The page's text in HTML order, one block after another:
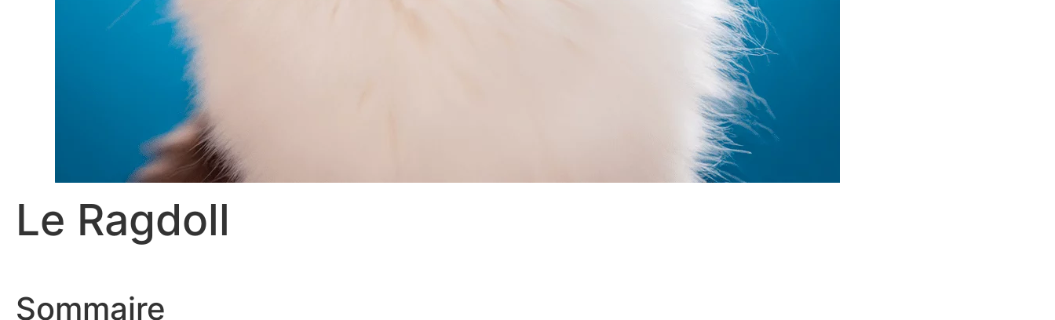
Le Ragdoll
Sommaire